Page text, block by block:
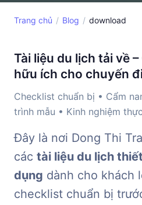
Trang chủ Blog download
Tài liệu du lịch tải về
hữu ích cho chuyến
Checklist chuẩn bị • Cẩm
trình mẫu • Kinh nghiệm
Đây là nơi Dong Thi
các tài liệu du lịch
dụng dành cho khách
checklist chuẩn bị